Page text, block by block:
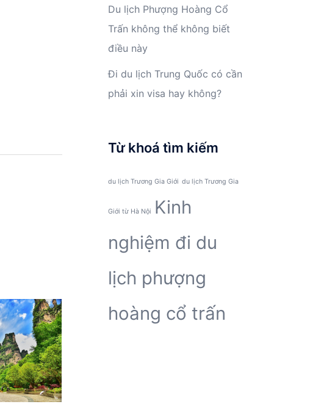
Du lịch Phượng Hoàng Cổ
Trấn không thể không biết
điều này
Đi du lịch Trung Quốc có cần
phải xin visa hay không?
Từ khoá tìm kiếm
du lịch Trương Gia Giới du lịch Trương Gia
Giới từ Hà Nội
Kinh
nghiệm đi du
lịch phượng
hoàng cổ trấn